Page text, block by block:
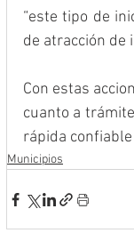
“este tipo de
de atracción de
Con estas
cuanto a
rápida
Municipios